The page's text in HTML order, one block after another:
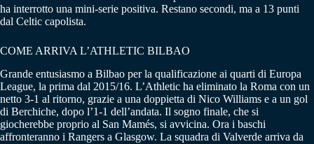
ha interrotto una mini-serie positiva. Restano secondi, ma a 13 punti
dal Celtic capolista.
COME ARRIVA L’ATHLETIC BILBAO
Grande entusiasmo a Bilbao per la qualificazione ai quarti di Europa
League, la prima dal 2015/16. L’Athletic ha eliminato la Roma con un
netto 3-1 al ritorno, grazie a una doppietta di Nico Williams e a un gol
di Berchiche, dopo l’1-1 dell’andata. Il sogno finale, che si
giocherebbe proprio al San Mamés, si avvicina. Ora i baschi
affronteranno i Rangers a Glasgow. La squadra di Valverde arriva da